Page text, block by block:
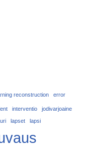
reconstruction error
interventio
jodivarjoaine
lapset lapsi